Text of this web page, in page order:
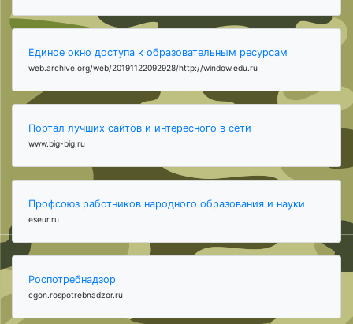
Единое окно доступа к образовательным ресурсам
web.archive.org/web/20191122092928/http://window.edu.ru
Портал лучших сайтов и интересного в сети
www.big-big.ru
Профсоюз работников народного образования и науки
eseur.ru
Роспотребнадзор
cgon.rospotrebnadzor.ru